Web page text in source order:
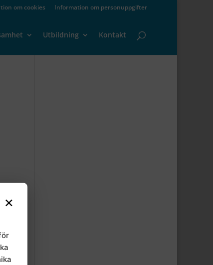
om cookies Information om personuppgifter
Utbildning Kontakt
×